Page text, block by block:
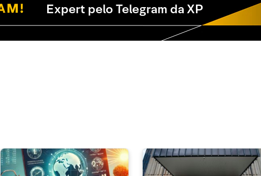
Expert pelo Telegram da XP